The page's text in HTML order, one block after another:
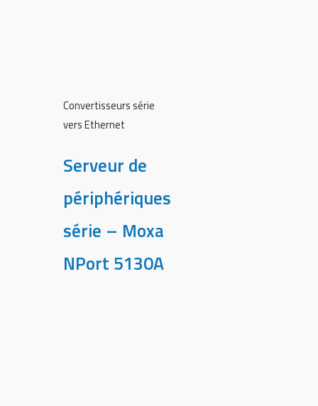
Convertisseurs série
vers Ethernet
Serveur de
périphériques
série – Moxa
NPort 5130A